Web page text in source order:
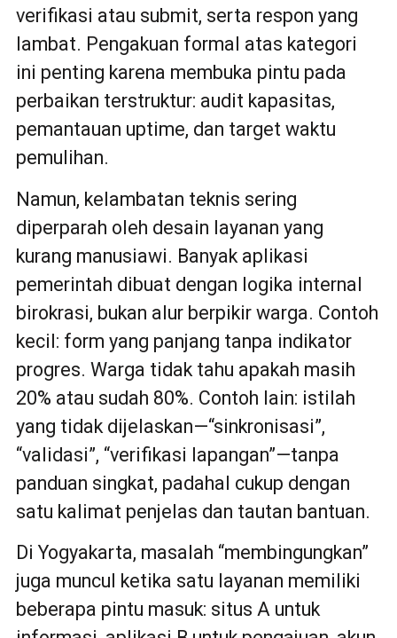
verifikasi atau submit, serta respon yang
lambat. Pengakuan formal atas kategori
ini penting karena membuka pintu pada
perbaikan terstruktur: audit kapasitas,
pemantauan uptime, dan target waktu
pemulihan.
Namun, kelambatan teknis sering
diperparah oleh desain layanan yang
kurang manusiawi. Banyak aplikasi
pemerintah dibuat dengan logika internal
birokrasi, bukan alur berpikir warga. Contoh
kecil: form yang panjang tanpa indikator
progres. Warga tidak tahu apakah masih
20% atau sudah 80%. Contoh lain: istilah
yang tidak dijelaskan—“sinkronisasi”,
“validasi”, “verifikasi lapangan”—tanpa
panduan singkat, padahal cukup dengan
satu kalimat penjelas dan tautan bantuan.
Di Yogyakarta, masalah “membingungkan”
juga muncul ketika satu layanan memiliki
beberapa pintu masuk: situs A untuk